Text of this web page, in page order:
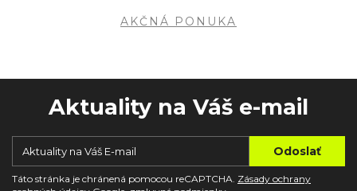
AKČNÁ PONUKA
Aktuality na Váš e-mail
Táto stránka je chránená pomocou reCAPTCHA. Zásady ochrany